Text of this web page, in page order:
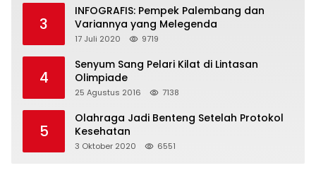
3
INFOGRAFIS: Pempek Palembang dan
Variannya yang Melegenda
17 Juli 2020 9719
4
Senyum Sang Pelari Kilat di Lintasan
Olimpiade
25 Agustus 2016 7138
5
Olahraga Jadi Benteng Setelah Protokol
Kesehatan
3 Oktober 2020 6551